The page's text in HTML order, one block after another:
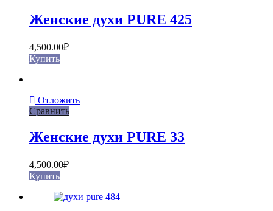
Женские духи PURE 425
4,500.00₽
Купить
Отложить
Сравнить
Женские духи PURE 33
4,500.00₽
Купить